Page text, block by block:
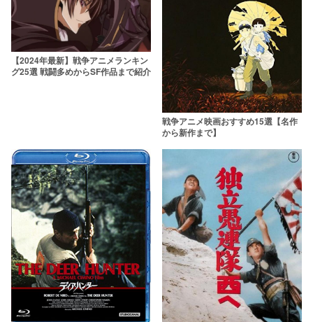
【2024年最新】戦争アニメランキン
グ25選 戦闘多めからSF作品まで紹介
戦争アニメ映画おすすめ15選【名作
から新作まで】